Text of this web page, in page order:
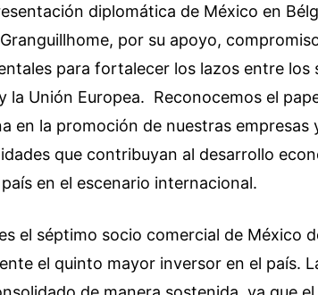
diplomática de México en
por su apoyo,
para fortalecer los lazos entre los
la Unión Europea. Reconocemos el
en la promoción de nuestras empresas
que contribuyan al desarrollo
en el escenario internacional.
el séptimo socio comercial de México
el quinto mayor inversor en el país.